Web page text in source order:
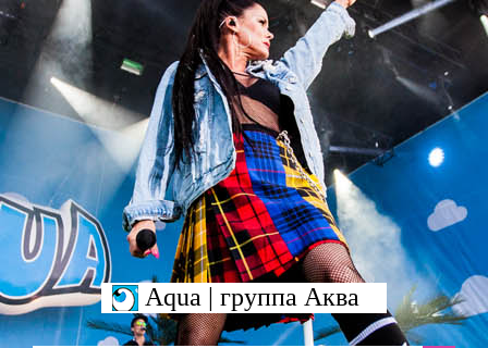
Aqua | группа Аква